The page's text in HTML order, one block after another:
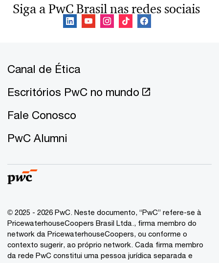
Siga a PwC Brasil nas redes sociais
Canal de Ética
Escritórios PwC no mundo
Fale Conosco
PwC Alumni
© 2025 - 2026 PwC. Neste documento, “PwC” refere-se à
PricewaterhouseCoopers Brasil Ltda., firma membro do
network da PricewaterhouseCoopers, ou conforme o
contexto sugerir, ao próprio network. Cada firma membro
da rede PwC constitui uma pessoa jurídica separada e